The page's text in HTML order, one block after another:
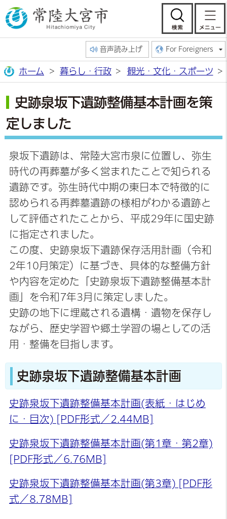
常陸大宮市公
検
音声読み上げ For Foreigners
ホーム 暮らし・行政 観光・文化・スポーツ
史跡泉坂下遺跡整備基本計画を策
定しました
泉坂下遺跡は、常陸大宮市泉に位置し、弥生
時代の再葬墓が多く営まれたことで知られる
遺跡です。弥生時代中期の東日本で特徴的に
認められる再葬墓遺跡の様相がわかる遺跡と
して評価されたことから、平成29年に国史跡
に指定されました。
この度、史跡泉坂下遺跡保存活用計画（令和
2年10月策定）に基づき、具体的な整備方針
や内容を定めた「史跡泉坂下遺跡整備基本計
画」を令和7年3月に策定しました。
史跡の地下に埋蔵される遺構・遺物を保存し
ながら、歴史学習や郷土学習の場としての活
用・整備を目指します。
史跡泉坂下遺跡整備基本計画
史跡泉坂下遺跡整備基本計画(表紙・はじめ
に・目次)
[PDF形式／2.44MB]
史跡泉坂下遺跡整備基本計画(第1章・第2章)
[PDF形式／6.76MB]
史跡泉坂下遺跡整備基本計画(第3章) [PDF形
式／8.78MB]